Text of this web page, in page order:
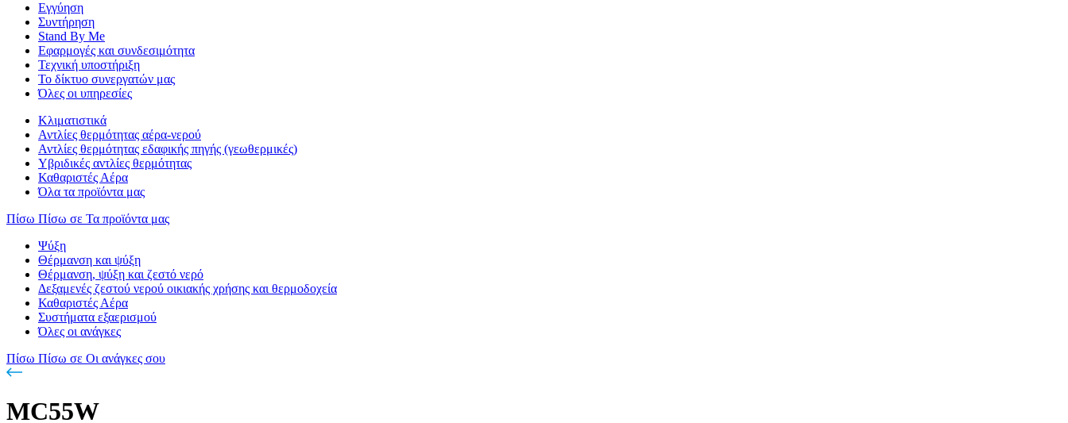
Εγγύηση
Συντήρηση
Stand By Me
Εφαρμογές και συνδεσιμότητα
Τεχνική υποστήριξη
Το δίκτυο συνεργατών μας
Όλες οι υπηρεσίες
Κλιματιστικά
Αντλίες θερμότητας αέρα-νερού
Αντλίες θερμότητας εδαφικής πηγής (γεωθερμικές)
Υβριδικές αντλίες θερμότητας
Καθαριστές Αέρα
Όλα τα προϊόντα μας
Πίσω Πίσω σε Τα προϊόντα μας
Ψύξη
Θέρμανση και ψύξη
Θέρμανση, ψύξη και ζεστό νερό
Δεξαμενές ζεστού νερού οικιακής χρήσης και θερμοδοχεία
Καθαριστές Αέρα
Συστήματα εξαερισμού
Όλες οι ανάγκες
Πίσω Πίσω σε Οι ανάγκες σου
MC55W